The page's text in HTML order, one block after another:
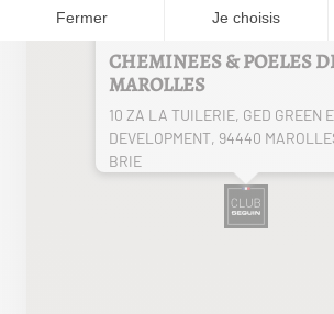
CHEMINEES & POELES
MAROLLES
10 ZA LA TUILERIE, GED GREEN
DEVELOPMENT, 94440
BRIE